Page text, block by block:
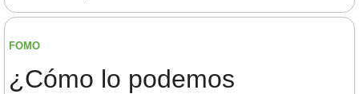
FOMO
¿Cómo lo podemos